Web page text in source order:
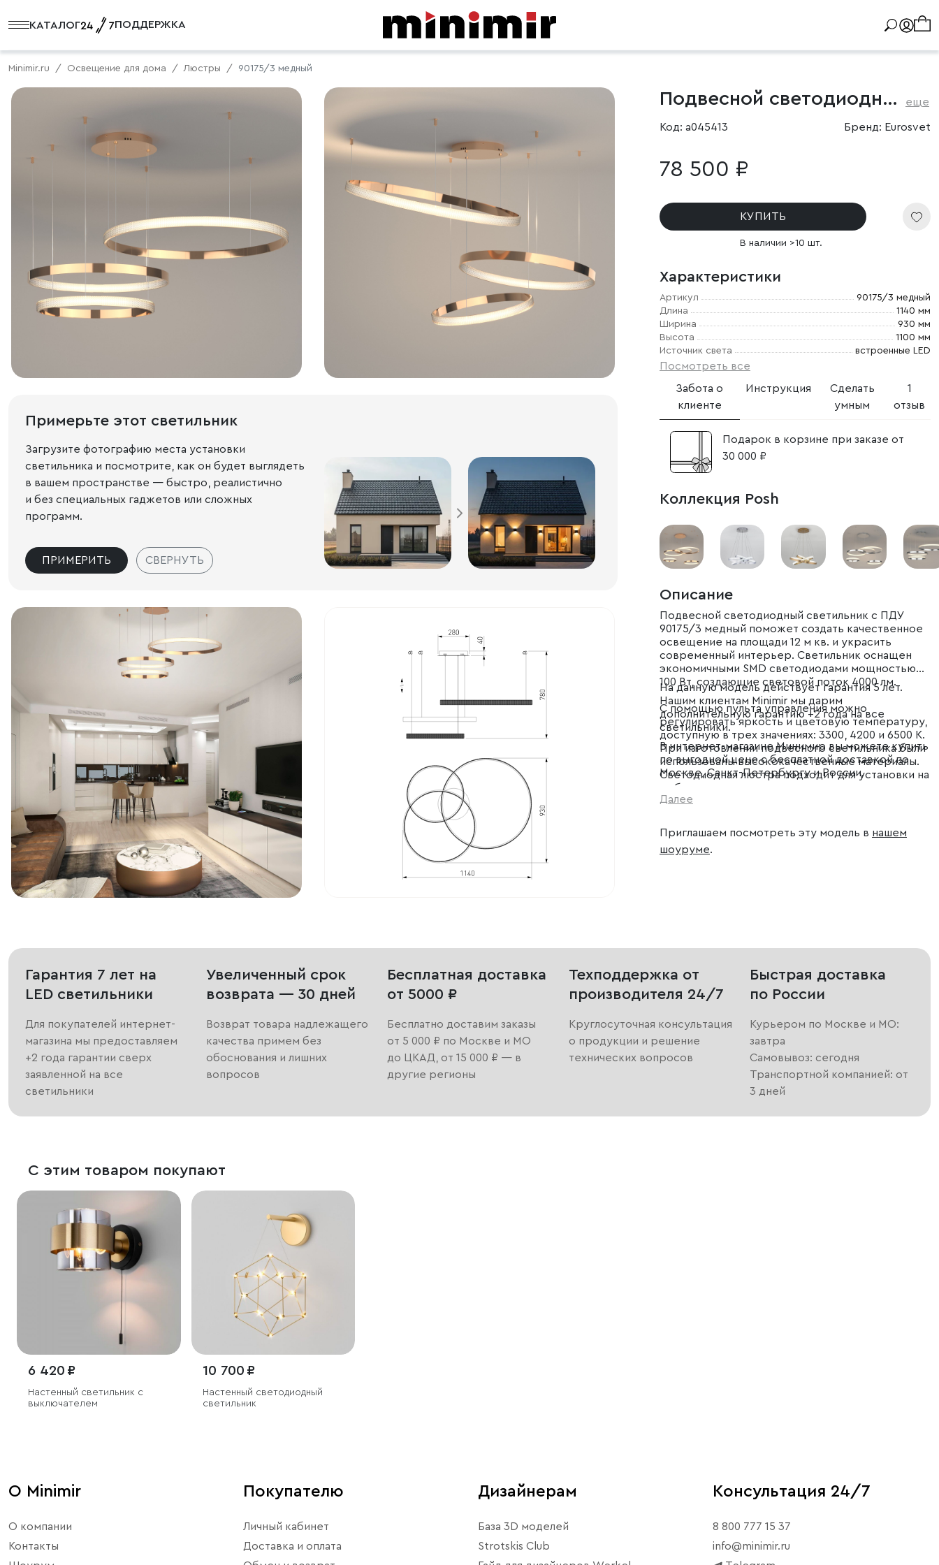
КАТАЛОГ ПОДДЕРЖКА
Minimir.ru Освещение для дома Люстры 90175/3 медный
Примерьте этот светильник
Загрузите фотографию места установки
светильника и посмотрите, как он будет выглядеть
в вашем пространстве — быстро, реалистично
и без специальных гаджетов или сложных
программ.
ПРИМЕРИТЬ СВЕРНУТЬ
Подвесной светодиодный светильник с пультом управления еще
Код: a045413 Бренд: Eurosvet
78 500 ₽
КУПИТЬ
В наличии >10 шт.
Характеристики
Артикул
90175/3 медный
Длина
1140 мм
Ширина
930 мм
Высота
1100 мм
Источник света
встроенные LED
Посмотреть все
Забота о
клиенте
Инструкция
Сделать
умным
1
отзыв
Подарок в корзине при заказе от
30 000 ₽
Коллекция Posh
Описание
Подвесной светодиодный светильник с ПДУ
90175/3 медный поможет создать качественное
освещение на площади 12 м кв. и украсить
современный интерьер. Светильник оснащен
экономичными SMD светодиодами мощностью
100 Вт, создающие световой поток 4000 лм.
С помощью пульта управления можно
регулировать яркость и цветовую температуру,
доступную в трех значениях: 3300, 4200 и 6500 К.
При изготовлении подвесного светильника были
использованы высококачественные материалы.
Светодиодная люстра подходит для установки на
любые поверхности, в том числе подходит для
натяжных и подвесных потолков.
На данную модель действует гарантия 5 лет.
Нашим клиентам Minimir мы дарим
дополнительную гарантию +2 года на все
светильники.
В интернет-магазине Минимир вы можете купить
по выгодной цене с бесплатной доставкой по
Москве, Санкт-Петербургу и России.
Далее
Приглашаем посмотреть эту модель в нашем
шоуруме.
Гарантия 7 лет на
LED светильники
Для покупателей интернет-
магазина мы предоставляем
+2 года гарантии сверх
заявленной на все
светильники
Увеличенный срок
возврата — 30 дней
Возврат товара надлежащего
качества примем без
обоснования и лишних
вопросов
Бесплатная доставка
от 5000 ₽
Бесплатно доставим заказы
от 5 000 ₽ по Москве и МО
до ЦКАД, от 15 000 ₽ — в
другие регионы
Техподдержка от
производителя 24/7
Круглосуточная консультация
о продукции и решение
технических вопросов
Быстрая доставка
по России
Курьером по Москве и МО:
завтра
Самовывоз: сегодня
Транспортной компанией: от
3 дней
С этим товаром покупают
6 420 ₽
Настенный светильник с
выключателем
10 700 ₽
Настенный светодиодный
светильник
О Minimir
О компании
Контакты
Покупателю
Личный кабинет
Доставка и оплата
Дизайнерам
База 3D моделей
Strotskis Club
Консультация 24/7
8 800 777 15 37
info@minimir.ru